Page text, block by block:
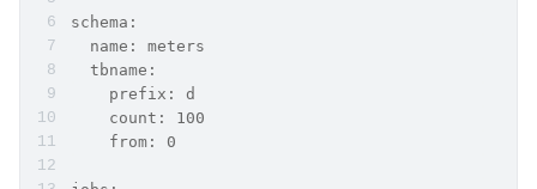
schema:
  name: meters
  tbname:
    prefix: d
    count: 100
    from: 0